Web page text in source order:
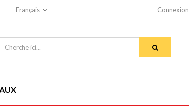
Français Connexion